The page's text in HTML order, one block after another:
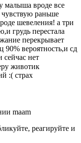
малыша вроде все
раньше
шевеления! а три
грудь перестала
перекрывает
90% вероятность,и сд
сейчас нет
животик
:( страх
maam
реагируйте и